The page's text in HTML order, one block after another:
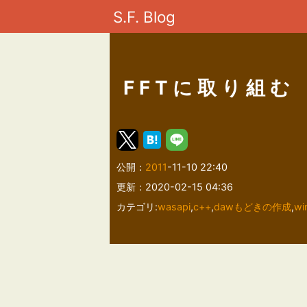
S.F. Blog
FFTに取り組む
公開： 2011-11-10 22:40
更新：2020-02-15 04:36
カテゴリ:wasapi,c++,dawもどきの作成,